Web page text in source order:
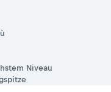
Niveau